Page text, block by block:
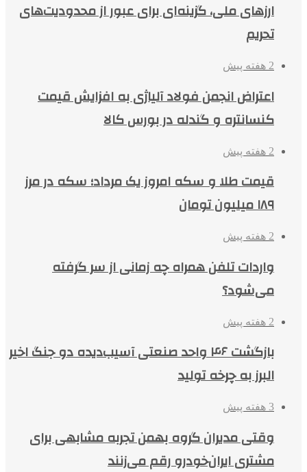
ارزهای ملی، گزینه‌ای برای عبور از محدودیت‌های
تحریم
2 هفته پیش
اعتراض انجمن فولاد آلیاژی به افزایش قیمت
کنسانتره و گندله در بورس کالا
2 هفته پیش
قیمت طلا و سکه امروز یک مرداد؛ سکه در مرز
۱۸۹ میلیون تومان
2 هفته پیش
واردات تلفن همراه چه زمانی از سر گرفته
می‌شود؟
2 هفته پیش
بازگشت ۴۶ واحد صنعتی آسیب‌دیده دو جنگ اخیر
البرز به چرخه تولید
3 هفته پیش
وقتی مدیران گروه بهمن تجربه مشابهی برای
مشتری ایران‌خودرو رقم می‌زنند